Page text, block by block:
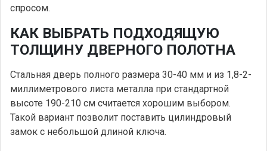
спросом.
КАК ВЫБРАТЬ ПОДХОДЯЩУЮ
ТОЛЩИНУ ДВЕРНОГО ПОЛОТНА
Стальная дверь полного размера 30-40 мм и из 1,8-2-
миллиметрового листа металла при стандартной
высоте 190-210 см считается хорошим выбором.
Такой вариант позволит поставить цилиндровый
замок с небольшой длиной ключа.